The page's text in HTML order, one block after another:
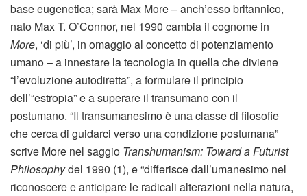
base eugenetica; sarà Max More – anch’esso britannico,
nato Max T. O’Connor, nel 1990 cambia il cognome in
More, ‘di più’, in omaggio al concetto di potenziamento
umano – a innestare la tecnologia in quella che diviene
“l’evoluzione autodiretta”, a formulare il principio
dell’“estropia” e a superare il transumano con il
postumano. “Il transumanesimo è una classe di filosofie
che cerca di guidarci verso una condizione postumana”
scrive More nel saggio Transhumanism: Toward a Futurist
Philosophydel 1990 (1), e “differisce dall’umanesimo nel
riconoscere e anticipare le radicali alterazioni nella natura,